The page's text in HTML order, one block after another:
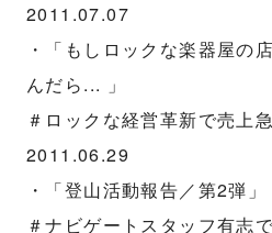
2011.07.07
・「もしロックな楽器屋の
んだら... 」
＃ロックな経営革新で売上
2011.06.29
・「登山活動報告／第
＃ナビゲートスタッフ有志